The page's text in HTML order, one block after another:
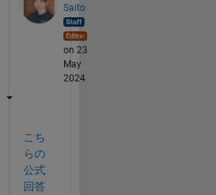
Saito
on 23
May
2024
こち
らの
公式
回答